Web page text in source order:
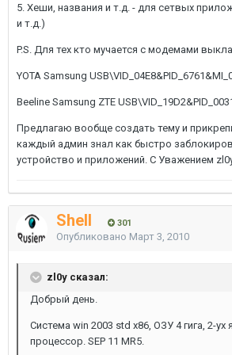
5. Хеши, названия и т.д. - для сетвых
и т.д.)
P.S. Для тех кто мучается с модемами
YOTA Samsung
Beeline Samsung ZTE
Предлагаю вообще создать тему и
каждый админ знал как быстро
устройство и приложений. С Уважением
Shell 301
Опубликовано Март 3, 2010
zl0y сказал:
Добрый день.
Система win 2003 std x86, ОЗУ 4 гига, 2-ух
процессор. SEP 11 MR5.